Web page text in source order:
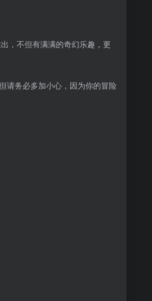
，不但有满满的奇幻乐趣，更
请务必多加小心，因为你的冒险